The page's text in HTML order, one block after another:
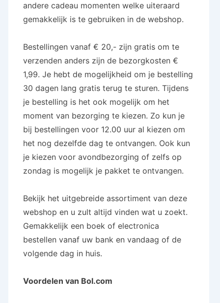
andere cadeau momenten welke uiteraard
gemakkelijk is te gebruiken in de webshop.
Bestellingen vanaf € 20,- zijn gratis om te
verzenden anders zijn de bezorgkosten €
1,99. Je hebt de mogelijkheid om je bestelling
30 dagen lang gratis terug te sturen. Tijdens
je bestelling is het ook mogelijk om het
moment van bezorging te kiezen. Zo kun je
bij bestellingen voor 12.00 uur al kiezen om
het nog dezelfde dag te ontvangen. Ook kun
je kiezen voor avondbezorging of zelfs op
zondag is mogelijk je pakket te ontvangen.
Bekijk het uitgebreide assortiment van deze
webshop en u zult altijd vinden wat u zoekt.
Gemakkelijk een boek of electronica
bestellen vanaf uw bank en vandaag of de
volgende dag in huis.
Voordelen van Bol.com